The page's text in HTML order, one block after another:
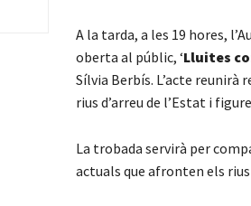
A la tarda, a les 19 hores,
oberta al públic, ‘Lluites
Sílvia Berbís. L’acte
rius d’arreu de l’Estat i
La trobada servirà per
actuals que afronten els